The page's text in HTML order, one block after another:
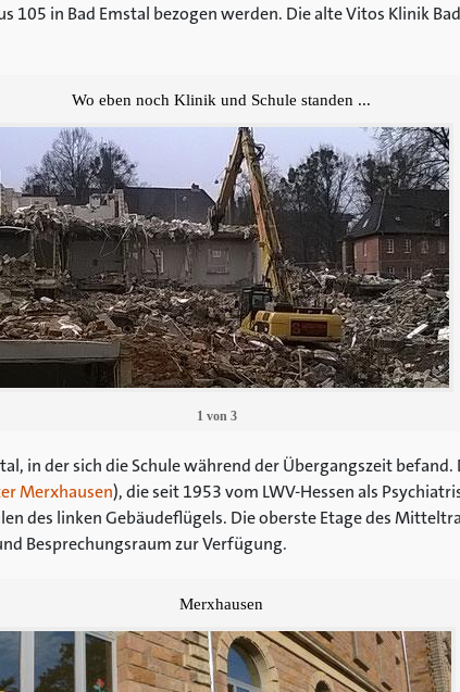
105 in Bad Emstal bezogen werden. Die alte Vitos Klinik
Wo eben noch Klinik und Schule standen ...
1von 3
in der sich die Schule während der Übergangszeit befand.
Merxhausen), die seit 1953 vom LWV-Hessen als
des linken Gebäudeflügels. Die oberste Etage des
Besprechungsraum zur Verfügung.
Merxhausen